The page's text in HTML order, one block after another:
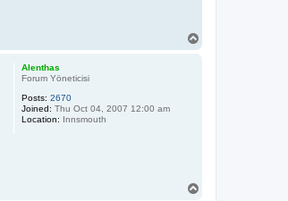
Alenthas
Forum Yöneticisi
Posts: 2670
Joined: Thu Oct 04, 2007 12:00 am
Location: Innsmouth